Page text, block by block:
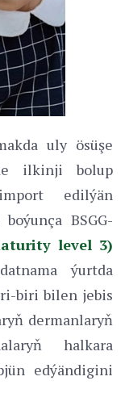
uly ösüşe
ilkinji bolup
edilýän
BSGG-
level 3)
ýurtda
biri bilen jebis
dermanlaryň
halkara
edýändigini